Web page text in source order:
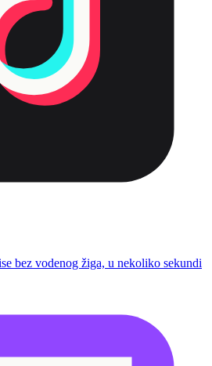
bez vodenog žiga, u nekoliko sekundi